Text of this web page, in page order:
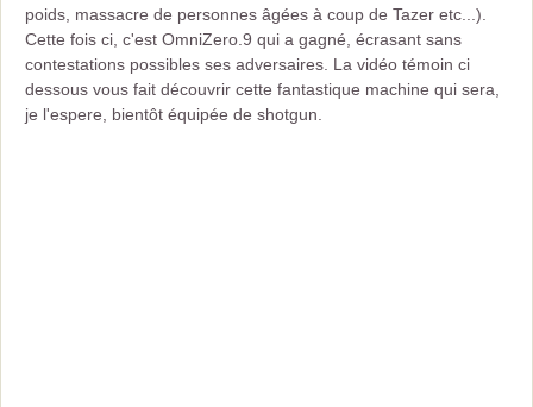
poids, massacre de personnes âgées à coup de Tazer etc...).
Cette fois ci, c'est OmniZero.9 qui a gagné, écrasant sans
contestations possibles ses adversaires. La vidéo témoin ci
dessous vous fait découvrir cette fantastique machine qui sera,
je l'espere, bientôt équipée de shotgun.